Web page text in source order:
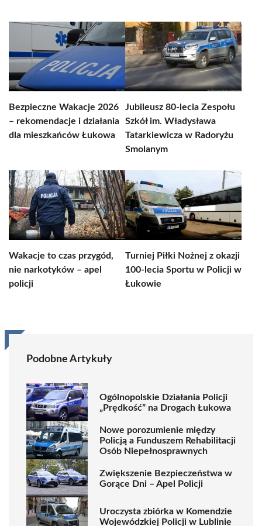
Bezpieczne Wakacje 2026
– rekomendacje i działania
dla mieszkańców Łukowa
Jubileusz 80-lecia Zespołu
Szkół im. Władysława
Tatarkiewicza w Radoryżu
Smolanym
Wakacje to czas przygód,
nie narkotyków – apel
policji
Turniej Piłki Nożnej z okazji
100-lecia Sportu w Policji w
Łukowie
Podobne Artykuły
Ogólnopolskie Działania Policji
„Prędkość” na Drogach Łukowa
Nowe porozumienie między
Policją a Funduszem Rehabilitacji
Osób Niepełnosprawnych
Zwiększenie Bezpieczeństwa w
Gorące Dni – Apel Policji
Uroczysta zbiórka w Komendzie
Wojewódzkiej Policji w Lublinie